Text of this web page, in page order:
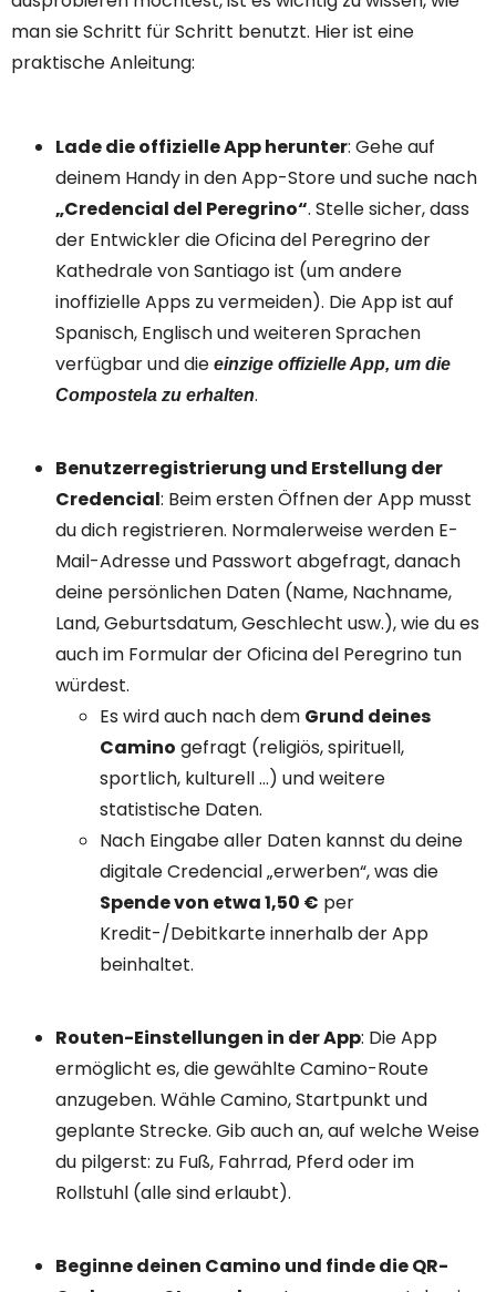
man sie Schritt für Schritt benutzt. Hier ist eine
praktische Anleitung:
Lade die offizielle App herunter: Gehe auf
deinem Handy in den App-Store und suche nach
„Credencial del Peregrino“. Stelle sicher, dass
der Entwickler die Oficina del Peregrino der
Kathedrale von Santiago ist (um andere
inoffizielle Apps zu vermeiden). Die App ist auf
Spanisch, Englisch und weiteren Sprachen
verfügbar und die einzige offizielle App, um die
Compostela zu erhalten.
Benutzerregistrierung und Erstellung der
Credencial: Beim ersten Öffnen der App musst
du dich registrieren. Normalerweise werden E-
Mail-Adresse und Passwort abgefragt, danach
deine persönlichen Daten (Name, Nachname,
Land, Geburtsdatum, Geschlecht usw.), wie du es
auch im Formular der Oficina del Peregrino tun
würdest.
Es wird auch nach dem Grund deines
Camino gefragt (religiös, spirituell,
sportlich, kulturell …) und weitere
statistische Daten.
Nach Eingabe aller Daten kannst du deine
digitale Credencial „erwerben“, was die
Spende von etwa 1,50 € per
Kredit-/Debitkarte innerhalb der App
beinhaltet.
Routen-Einstellungen in der App: Die App
ermöglicht es, die gewählte Camino-Route
anzugeben. Wähle Camino, Startpunkt und
geplante Strecke. Gib auch an, auf welche Weise
du pilgerst: zu Fuß, Fahrrad, Pferd oder im
Rollstuhl (alle sind erlaubt).
Beginne deinen Camino und finde die QR-